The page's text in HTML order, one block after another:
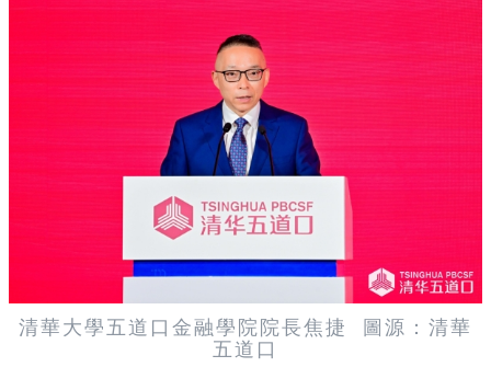
清華大學五道口金融學院院長焦捷
圖源：清華
五道口